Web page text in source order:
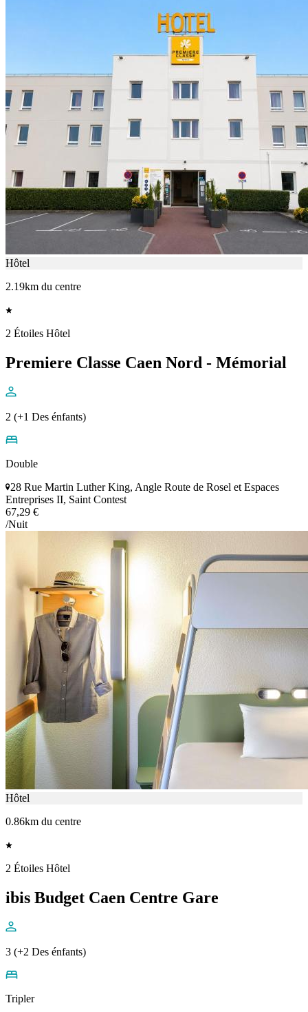
Hôtel
2.19km du centre
2 Étoiles Hôtel
Premiere Classe Caen Nord - Mémorial
2 (+1 Des énfants)
Double
28 Rue Martin Luther King, Angle Route de Rosel et Espaces
Entreprises II, Saint Contest
67,29 €
/Nuit
Hôtel
0.86km du centre
2 Étoiles Hôtel
ibis Budget Caen Centre Gare
3 (+2 Des énfants)
Tripler